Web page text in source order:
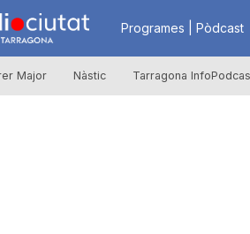
R
à
Programes | Pòdcast
Major Nàstic Tarragona